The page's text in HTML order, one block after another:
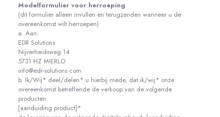
Modelformulier voor herroeping
(dit formulier alleen invullen en terugzenden wanneer u de
overeenkomst wilt herroepen)
a. Aan:
EDR Solutions
Nijverheidsweg 14
5731 HZ MIERLO
info@edr-solutions.com
b. Ik/Wij* deel/delen* u hierbij mede, dat ik/wij* onze
overeenkomst betreffende de verkoop van de volgende
producten:
[aanduiding product]*